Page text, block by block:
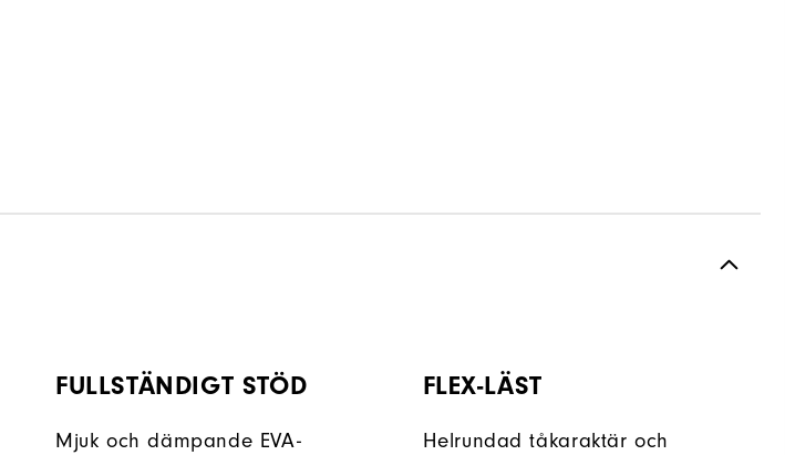
FULLSTÄNDIGT STÖD
Mjuk och dämpande EVA-
FLEX-LÄST
Helrundad tåkaraktär och